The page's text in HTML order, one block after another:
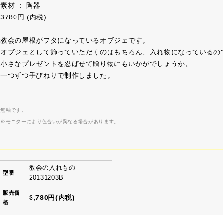
素材 ： 陶器
3780円 (内税)
教会の屋根がフタになっているオブジェです。
オブジェとして飾っていただくのはもちろん、入れ物になっているの
小さなプレゼントを忍ばせて贈り物にもいかがでしょうか。
一つずつ手びねりで制作しました。
無釉です。
※モニターにより色合いが異なる場合があります。
型番
教会の入れもの
20131203B
販売価
格
3,780円(内税)